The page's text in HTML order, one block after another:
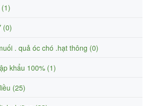
(0)
. quả óc chó .hạt thông (0)
khẩu 100% (1)
(25)